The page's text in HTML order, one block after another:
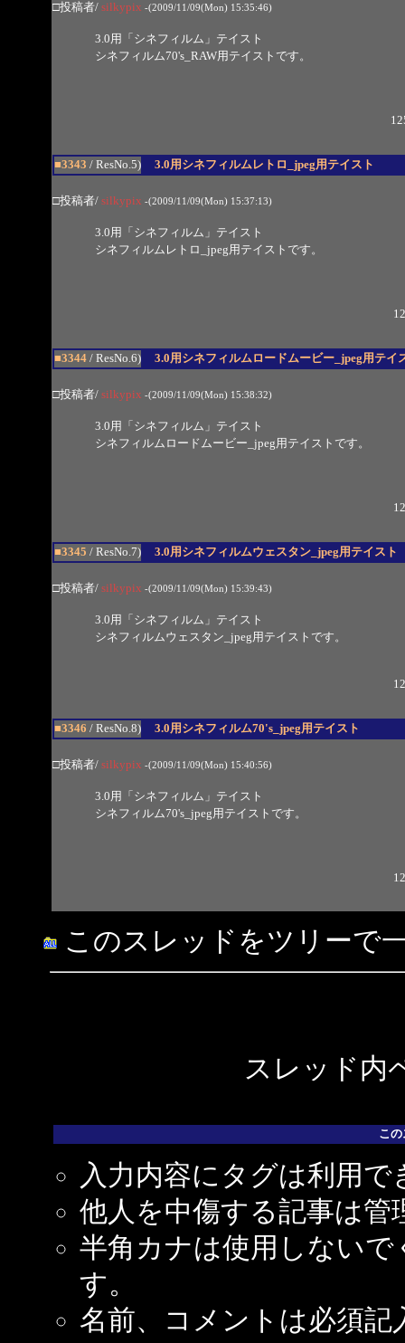
□投稿者/ silkypix -(2009/11/09(Mon) 15:35:46)
3.0用「シネフィルム」テイスト
シネフィルム70's_RAW用テイストです。
■3343 / ResNo.5) 3.0用シネフィルムレトロ_jpeg用テイスト
□投稿者/ silkypix -(2009/11/09(Mon) 15:37:13)
3.0用「シネフィルム」テイスト
シネフィルムレトロ_jpeg用テイストです。
■3344/ ResNo.6) 3.0用シネフィルムロードムービー_jpeg用テイ
□投稿者/ silkypix -(2009/11/09(Mon) 15:38:32)
3.0用「シネフィルム」テイスト
シネフィルムロードムービー_jpeg用テイストです。
■3345 / ResNo.7) 3.0用シネフィルムウェスタン_jpeg用テイスト
□投稿者/ silkypix -(2009/11/09(Mon) 15:39:43)
3.0用「シネフィルム」テイスト
シネフィルムウェスタン_jpeg用テイストです。
■3346 / ResNo.8) 3.0用シネフィルム70's_jpeg用テイスト
□投稿者/ silkypix -(2009/11/09(Mon) 15:40:56)
3.0用「シネフィルム」テイスト
シネフィルム70's_jpeg用テイストです。
このスレッドをツリーで
スレッド内
こ
入力内容にタグは利用で
他人を中傷する記事は管
半角カナは使用しない
す。
名前、コメントは必須